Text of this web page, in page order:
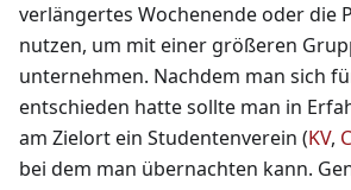
verlängertes Wochenende oder die
nutzen, um mit einer größeren
unternehmen. Nachdem man sich
entschieden hatte sollte man in
am Zielort ein Studentenverein (KV,
bei dem man übernachten kann.